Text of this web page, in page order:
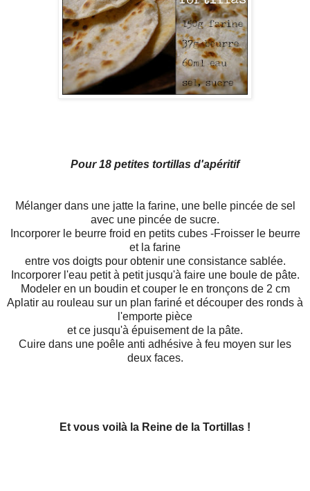
Pour 18 petites tortillas d'apéritif
Mélanger dans une jatte la farine, une belle pincée de sel
avec une pincée de sucre.
Incorporer le beurre froid en petits cubes -Froisser le beurre
et la farine
entre vos doigts pour obtenir une consistance sablée.
Incorporer l'eau petit à petit jusqu'à faire une boule de pâte.
Modeler en un boudin et couper le en tronçons de 2 cm
Aplatir au rouleau sur un plan fariné et découper des ronds à
l'emporte pièce
et ce jusqu'à épuisement de la pâte.
Cuire dans une poêle anti adhésive à feu moyen sur les
deux faces.
Et vous voilà la Reine de la Tortillas !